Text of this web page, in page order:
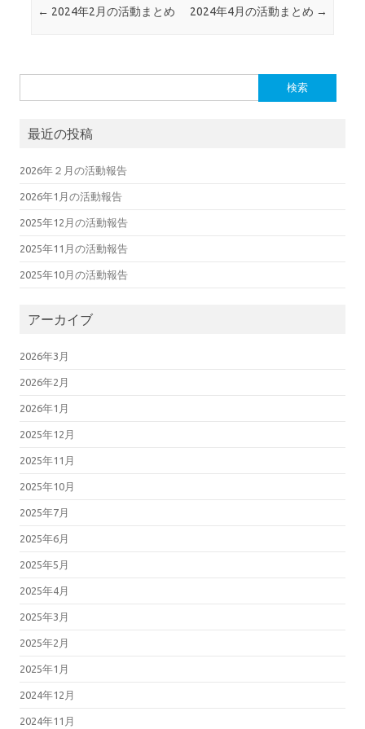
Post navigation
← 2024年2月の活動まとめ 2024年4月の活動まとめ →
最近の投稿
2026年２月の活動報告
2026年1月の活動報告
2025年12月の活動報告
2025年11月の活動報告
2025年10月の活動報告
アーカイブ
2026年3月
2026年2月
2026年1月
2025年12月
2025年11月
2025年10月
2025年7月
2025年6月
2025年5月
2025年4月
2025年3月
2025年2月
2025年1月
2024年12月
2024年11月